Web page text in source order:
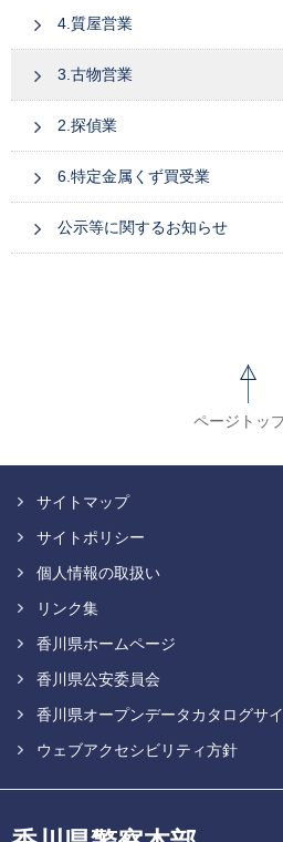
4.質屋営業
3.古物営業
2.探偵業
6.特定金属くず買受業
公示等に関するお知らせ
ページトッ
サイトマップ
サイトポリシー
個人情報の取扱い
リンク集
香川県ホームページ
香川県公安委員会
香川県オープンデータカタログサ
ウェブアクセシビリティ方針